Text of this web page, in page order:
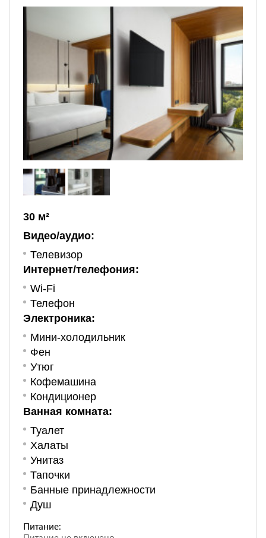
30 м²
Видео/аудио:
Телевизор
Интернет/телефония:
Wi-Fi
Телефон
Электроника:
Мини-холодильник
Фен
Утюг
Кофемашина
Кондиционер
Ванная комната:
Туалет
Халаты
Унитаз
Тапочки
Банные принадлежности
Душ
Питание: